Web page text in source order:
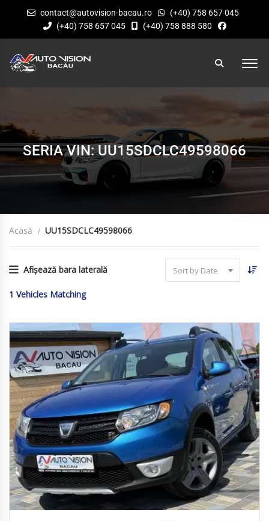
contact@autovision-bacau.ro
(+40) 758 657 045
(+40) 758 657 045
(+40) 758 888 580
SERIA VIN: UU15SDCLC49598066
Acasă UU15SDCLC49598066
Afișează bara laterală Sort by Date
1 Vehicles Matching